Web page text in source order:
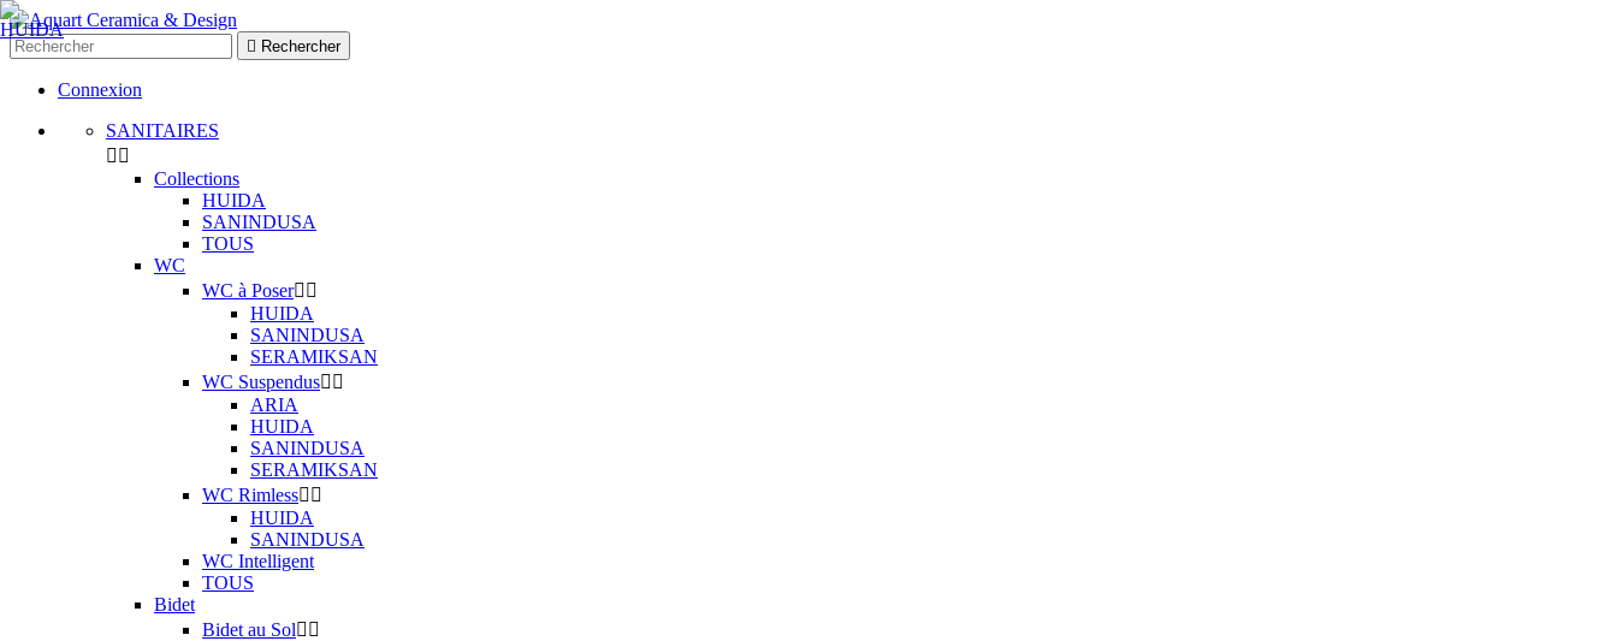
 Rechercher
Connexion
SANITAIRES
 
Collections
HUIDA
SANINDUSA
TOUS
WC
WC à Poser 
HUIDA
SANINDUSA
SERAMIKSAN
WC Suspendus 
ARIA
HUIDA
SANINDUSA
SERAMIKSAN
WC Rimless 
HUIDA
SANINDUSA
WC Intelligent
TOUS
Bidet
Bidet au Sol 